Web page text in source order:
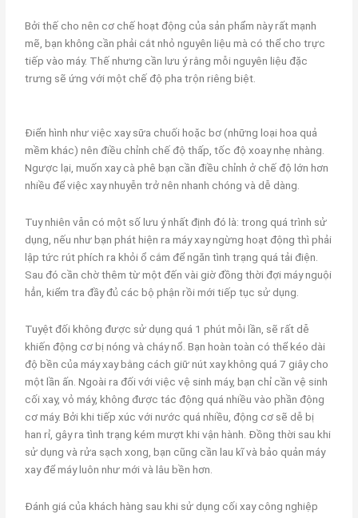
Bởi thế cho nên cơ chế hoạt động của sản phẩm này rất mạnh
mẽ, bạn không cần phải cắt nhỏ nguyên liệu mà có thể cho trực
tiếp vào máy. Thế nhưng cần lưu ý rằng mỗi nguyên liệu đặc
trưng sẽ ứng với một chế độ pha trộn riêng biệt.
Điển hình như việc xay sữa chuối hoặc bơ (những loại hoa quả
mềm khác) nên điều chỉnh chế độ thấp, tốc độ xoay nhẹ nhàng.
Ngược lại, muốn xay cà phê bạn cần điều chỉnh ở chế độ lớn hơn
nhiều để việc xay nhuyễn trở nên nhanh chóng và dễ dàng.
Tuy nhiên vẫn có một số lưu ý nhất định đó là: trong quá trình sử
dụng, nếu như bạn phát hiện ra máy xay ngừng hoạt động thì phải
lập tức rút phích ra khỏi ổ cắm để ngăn tình trạng quá tải điện.
Sau đó cần chờ thêm từ một đến vài giờ đồng thời đợi máy nguội
hẳn, kiểm tra đầy đủ các bộ phận rồi mới tiếp tục sử dụng.
Tuyệt đối không được sử dụng quá 1 phút mỗi lần, sẽ rất dễ
khiến động cơ bị nóng và cháy nổ. Bạn hoàn toàn có thể kéo dài
độ bền của máy xay bằng cách giữ nút xay không quá 7 giây cho
một lần ấn. Ngoài ra đối với việc vệ sinh máy, bạn chỉ cần vệ sinh
cối xay, vỏ máy, không được tác động quá nhiều vào phần động
cơ máy. Bởi khi tiếp xúc với nước quá nhiều, động cơ sẽ dễ bị
han rỉ, gây ra tình trạng kém mượt khi vận hành. Đồng thời sau khi
sử dụng và rửa sạch xong, bạn cũng cần lau kĩ và bảo quản máy
xay để máy luôn như mới và lâu bền hơn.
Đánh giá của khách hàng sau khi sử dụng cối xay công nghiệp